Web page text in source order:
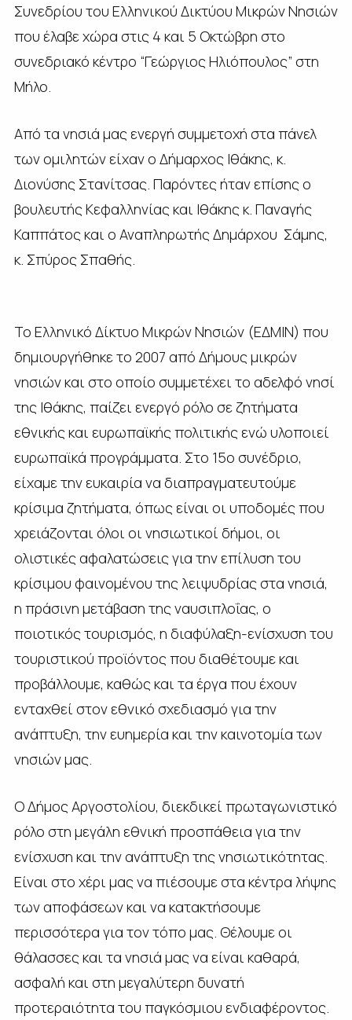
Συνεδρίου του Ελληνικού Δικτύου Μικρών Νησιών
που έλαβε χώρα στις 4 και 5 Οκτώβρη στο
συνεδριακό κέντρο “Γεώργιος Ηλιόπουλος” στη
Μήλο.
Από τα νησιά μας ενεργή συμμετοχή στα πάνελ
των ομιλητών είχαν ο Δήμαρχος Ιθάκης, κ.
Διονύσης Στανίτσας. Παρόντες ήταν επίσης ο
βουλευτής Κεφαλληνίας και Ιθάκης κ. Παναγής
Καππάτος και ο Αναπληρωτής Δημάρχου Σάμης,
κ. Σπύρος Σπαθής.
Το Ελληνικό Δίκτυο Μικρών Νησιών (ΕΔΜΙΝ) που
δημιουργήθηκε το 2007 από Δήμους μικρών
νησιών και στο οποίο συμμετέχει το αδελφό νησί
της Ιθάκης, παίζει ενεργό ρόλο σε ζητήματα
εθνικής και ευρωπαϊκής πολιτικής ενώ υλοποιεί
ευρωπαϊκά προγράμματα. Στο 15ο συνέδριο,
είχαμε την ευκαιρία να διαπραγματευτούμε
κρίσιμα ζητήματα, όπως είναι οι υποδομές που
χρειάζονται όλοι οι νησιωτικοί δήμοι, οι
ολιστικές αφαλατώσεις για την επίλυση του
κρίσιμου φαινομένου της λειψυδρίας στα νησιά,
η πράσινη μετάβαση της ναυσιπλοΐας, ο
ποιοτικός τουρισμός, η διαφύλαξη-ενίσχυση του
τουριστικού προϊόντος που διαθέτουμε και
προβάλλουμε, καθώς και τα έργα που έχουν
ενταχθεί στον εθνικό σχεδιασμό για την
ανάπτυξη, την ευημερία και την καινοτομία των
νησιών μας.
Ο Δήμος Αργοστολίου, διεκδικεί πρωταγωνιστικό
ρόλο στη μεγάλη εθνική προσπάθεια για την
ενίσχυση και την ανάπτυξη της νησιωτικότητας.
Είναι στο χέρι μας να πιέσουμε στα κέντρα λήψης
των αποφάσεων και να κατακτήσουμε
περισσότερα για τον τόπο μας. Θέλουμε οι
θάλασσες και τα νησιά μας να είναι καθαρά,
ασφαλή και στη μεγαλύτερη δυνατή
προτεραιότητα του παγκόσμιου ενδιαφέροντος.